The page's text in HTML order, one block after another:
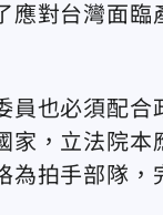
應對台灣面
員也必須配
家，立法院
拍手部隊，